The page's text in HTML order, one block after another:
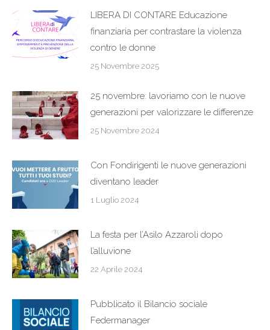
LIBERA DI CONTARE Educazione
finanziaria per contrastare la violenza
contro le donne
25 Novembre 2025
25 novembre: lavoriamo con le nuove
generazioni per valorizzare le differenze
25 Novembre 2024
Con Fondirigenti le nuove generazioni
diventano leader
1 Luglio 2024
La festa per l’Asilo Azzaroli dopo
l’alluvione
22 Aprile 2024
Pubblicato il Bilancio sociale
Federmanager